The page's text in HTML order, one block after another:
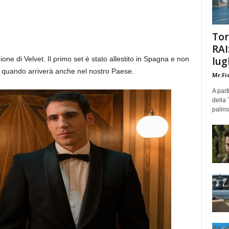
di Velvet. Il primo set è stato allestito in Spagna e non
arriverà anche nel nostro Paese.
A
della